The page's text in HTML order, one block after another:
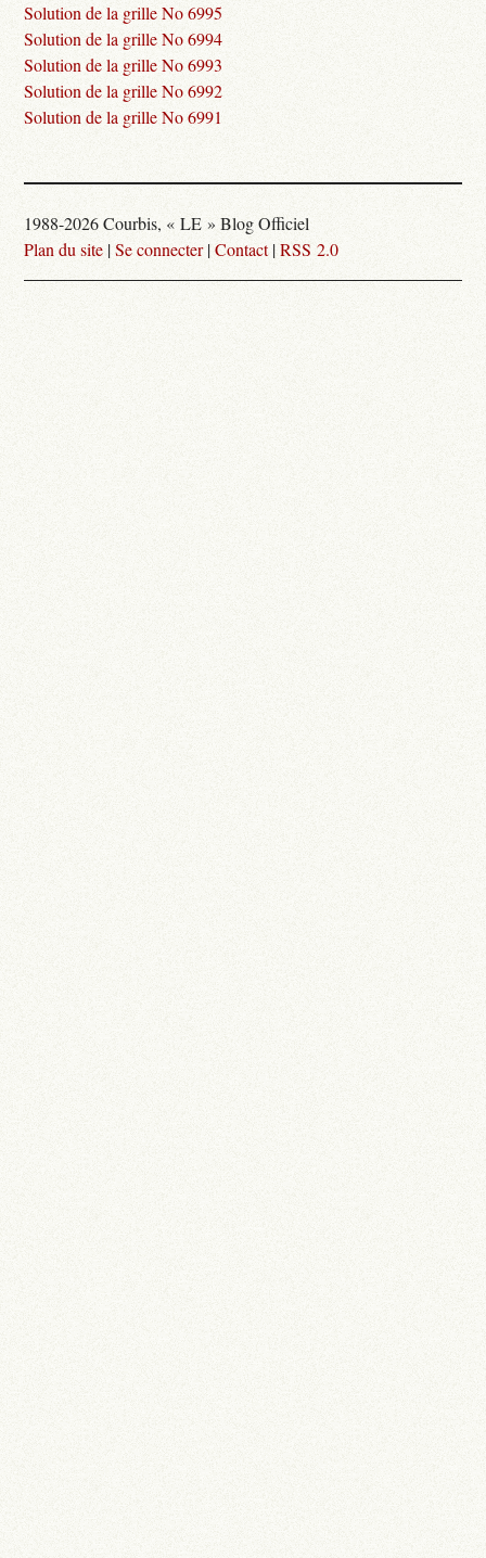
Solution de la grille No 6995
Solution de la grille No 6994
Solution de la grille No 6993
Solution de la grille No 6992
Solution de la grille No 6991
1988-2026 Courbis, « LE » Blog Officiel
Plan du site |Se connecter|Contact|RSS 2.0